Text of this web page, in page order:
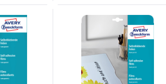
Do schowka
do Twoich potrzeb.
wykorzystywania witryny
są nasze serwisy www. Dane pozwalają
ich popularności wśród
w formie zanonimizowanej. Wyrażenie
funkcjonalności.